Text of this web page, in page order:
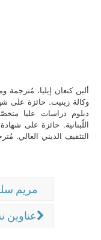
ألين كنعان إيليا،
وكالة زينيت. حائزة على
دبلوم دراسات عليا
اللّبنانية. حائزة على
التثقيف الديني العالي.
مريم
عناوين نشرة